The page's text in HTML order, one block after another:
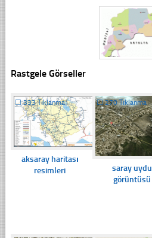
Rastgele Görseller
☐333 Tıklanma
aksaray haritası
resimleri
☐270 Tıklanma
saray uydu
görüntüsü